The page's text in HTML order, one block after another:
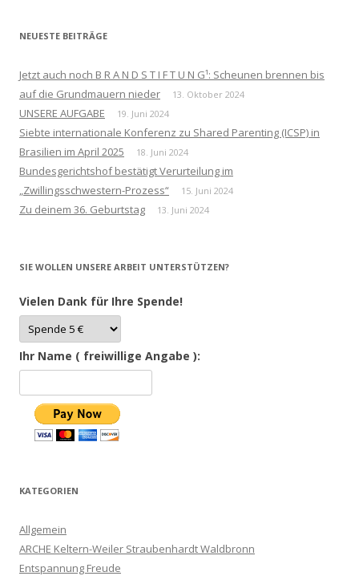
NEUESTE BEITRÄGE
Jetzt auch noch B R A N D S T I F T U N G¹: Scheunen brennen bis
auf die Grundmauern nieder
13. Oktober 2024
UNSERE AUFGABE 19. Juni 2024
Siebte internationale Konferenz zu Shared Parenting (ICSP) in
Brasilien im April 2025
18. Juni 2024
Bundesgerichtshof bestätigt Verurteilung im
„Zwillingsschwestern-Prozess“
15. Juni 2024
Zu deinem 36. Geburtstag 13. Juni 2024
SIE WOLLEN UNSERE ARBEIT UNTERSTÜTZEN?
Vielen Dank für Ihre Spende!
Ihr Name ( freiwillige Angabe ):
KATEGORIEN
Allgemein
ARCHE Keltern-Weiler Straubenhardt Waldbronn
Entspannung Freude